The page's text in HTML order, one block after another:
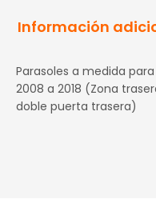
Información
Parasoles a medida para
2008 a 2018 (Zona
doble puerta trasera)